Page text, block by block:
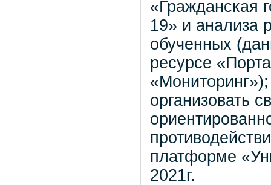
«Гражданская
19» и анализа
обученных
ресурсе
«Мониторинг»);
организовать
платформе
2021г.